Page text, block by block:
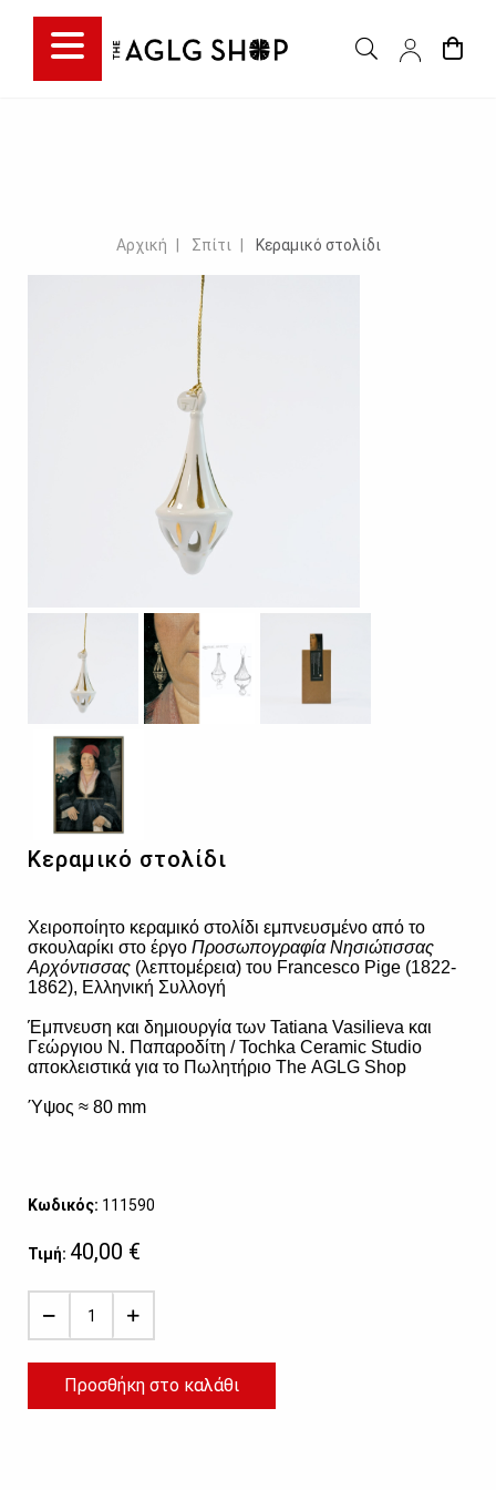
Αρχική Σπίτι Κεραμικό στολίδι
Κεραμικό στολίδι
Χειροποίητο κεραμικό στολίδι εμπνευσμένο από το
σκουλαρίκι στο έργο Προσωπογραφία Νησιώτισσας
Αρχόντισσας (λεπτομέρεια) του Francesco Pige (1822-
1862), Ελληνική Συλλογή
Έμπνευση και δημιουργία των Tatiana Vasilieva και
Γεώργιου N. Παπαροδίτη / Tochka Ceramic Studio
αποκλειστικά για το Πωλητήριο The AGLG Shop
Ύψος ≈ 80 mm
Κωδικός: 111590
Τιμή: 40,00 €
Προσθήκη στο καλάθι